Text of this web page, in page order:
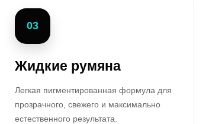
03
Жидкие румяна
Легкая пигментированная формула для
прозрачного, свежего и максимально
естественного результата.